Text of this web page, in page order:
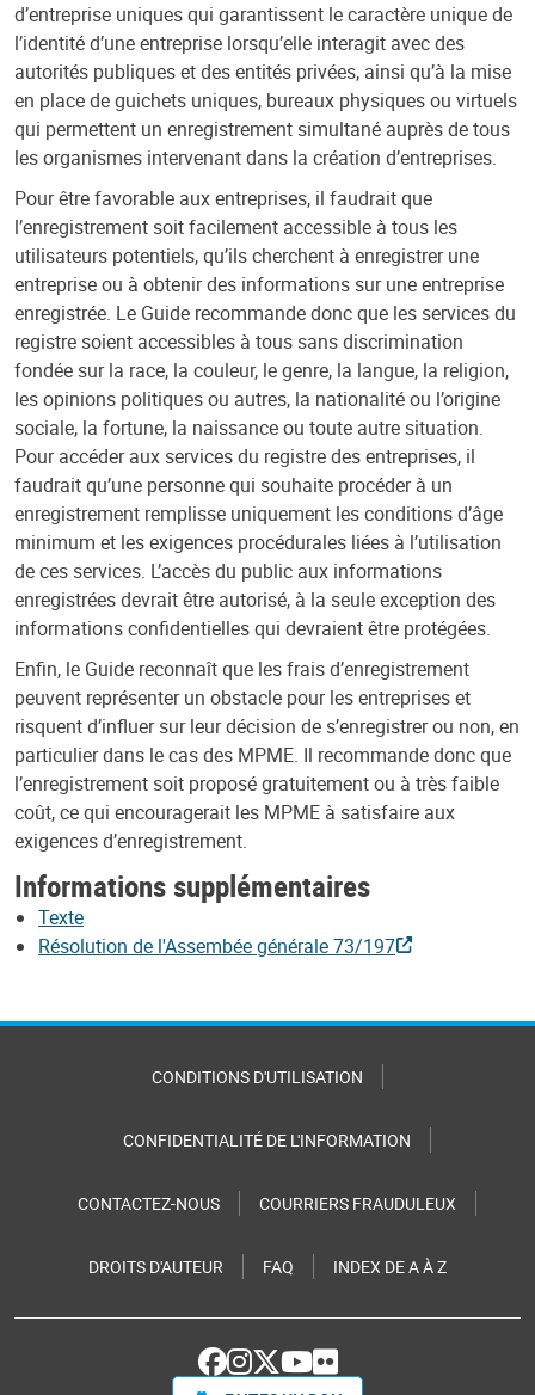
d’entreprise uniques qui garantissent le caractère unique de
l’identité d’une entreprise lorsqu’elle interagit avec des
autorités publiques et des entités privées, ainsi qu’à la mise
en place de guichets uniques, bureaux physiques ou virtuels
qui permettent un enregistrement simultané auprès de tous
les organismes intervenant dans la création d’entreprises.
Pour être favorable aux entreprises, il faudrait que
l’enregistrement soit facilement accessible à tous les
utilisateurs potentiels, qu’ils cherchent à enregistrer une
entreprise ou à obtenir des informations sur une entreprise
enregistrée. Le Guide recommande donc que les services du
registre soient accessibles à tous sans discrimination
fondée sur la race, la couleur, le genre, la langue, la religion,
les opinions politiques ou autres, la nationalité ou l’origine
sociale, la fortune, la naissance ou toute autre situation.
Pour accéder aux services du registre des entreprises, il
faudrait qu’une personne qui souhaite procéder à un
enregistrement remplisse uniquement les conditions d’âge
minimum et les exigences procédurales liées à l’utilisation
de ces services. L’accès du public aux informations
enregistrées devrait être autorisé, à la seule exception des
informations confidentielles qui devraient être protégées.
Enfin, le Guide reconnaît que les frais d’enregistrement
peuvent représenter un obstacle pour les entreprises et
risquent d’influer sur leur décision de s’enregistrer ou non, en
particulier dans le cas des MPME. Il recommande donc que
l’enregistrement soit proposé gratuitement ou à très faible
coût, ce qui encouragerait les MPME à satisfaire aux
exigences d’enregistrement.
Informations supplémentaires
Texte
Résolution de l'Assembée générale 73/197
CONDITIONS D'UTILISATION
CONFIDENTIALITÉ DE L'INFORMATION
CONTACTEZ-NOUS COURRIERS FRAUDULEUX
DROITS D'AUTEUR FAQ INDEX DE A À Z